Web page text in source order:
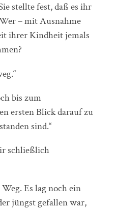
stellte fest, daß es ihr
– mit Ausnahme
ihrer Kindheit jemals
bis zum
ersten Blick darauf zu
sind.“
schließlich
Es lag noch ein
jüngst gefallen war,